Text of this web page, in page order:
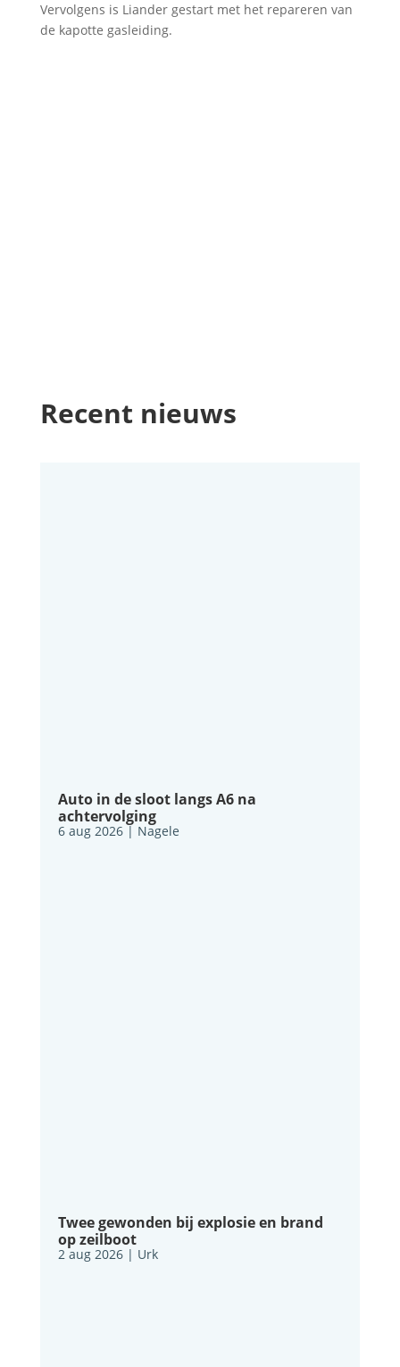
Vervolgens is Liander gestart met het repareren van
de kapotte gasleiding.
Recent nieuws
Auto in de sloot langs A6 na
achtervolging
6 aug 2026| Nagele
Twee gewonden bij explosie en brand
op zeilboot
2 aug 2026| Urk